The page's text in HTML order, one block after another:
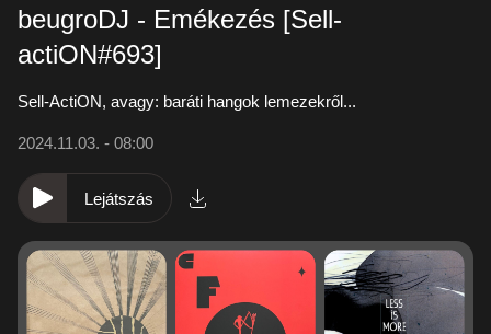
beugroDJ - Emékezés [Sell-
actiON#693]
Sell-ActiON, avagy: baráti hangok lemezekről...
2024.11.03. - 08:00
Lejátszás